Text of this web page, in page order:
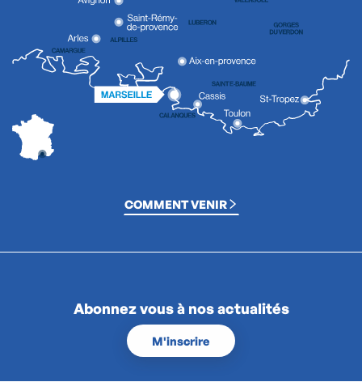
COMMENT VENIR
Abonnez vous à nos actualités
M'inscrire